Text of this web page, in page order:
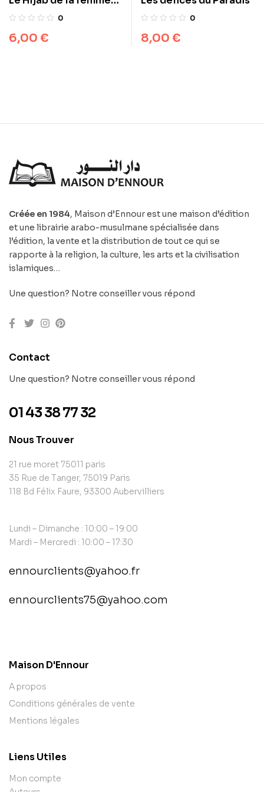
musulmane – Nouvelle
et augmentée
0
6,00 €
0
8,00 €
Créée en 1984, Maison d’Ennour est une maison d’édition
et une librairie arabo-musulmane spécialisée dans
l’édition, la vente et la distribution de tout ce qui se
rapporte à la religion, la culture, les arts et la civilisation
islamiques…
Une question? Notre conseiller vous répond
Contact
Une question? Notre conseiller vous répond
01 43 38 77 32
Nous Trouver
21 rue moret 75011 paris
35 Rue de Tanger, 75019 Paris
118 Bd Félix Faure, 93300 Aubervilliers
Lundi – Dimanche : 10:00 – 19:00
Mardi – Mercredi : 10:00 – 17:30
ennourclients@yahoo.fr
ennourclients75@yahoo.com
Maison D'Ennour
A propos
Conditions générales de vente
Mentions légales
Liens Utiles
Mon compte